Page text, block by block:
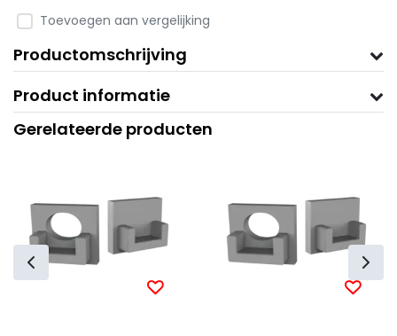
Toevoegen aan vergelijking
Productomschrijving
Product informatie
Gerelateerde producten